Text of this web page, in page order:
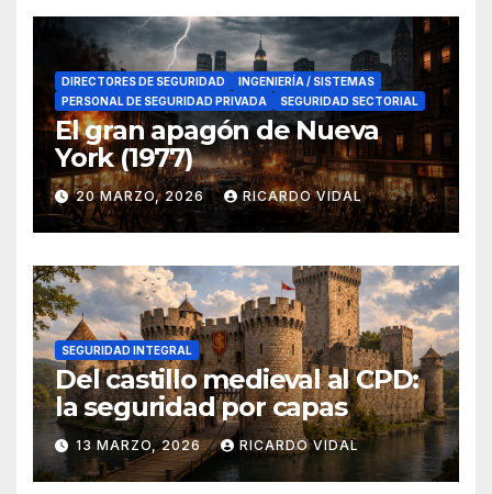
DIRECTORES DE SEGURIDAD
INGENIERÍA / SISTEMAS
PERSONAL DE SEGURIDAD PRIVADA
SEGURIDAD SECTORIAL
El gran apagón de Nueva
York (1977)
20 MARZO, 2026 RICARDO VIDAL
SEGURIDAD INTEGRAL
Del castillo medieval al CPD:
la seguridad por capas
13 MARZO, 2026 RICARDO VIDAL